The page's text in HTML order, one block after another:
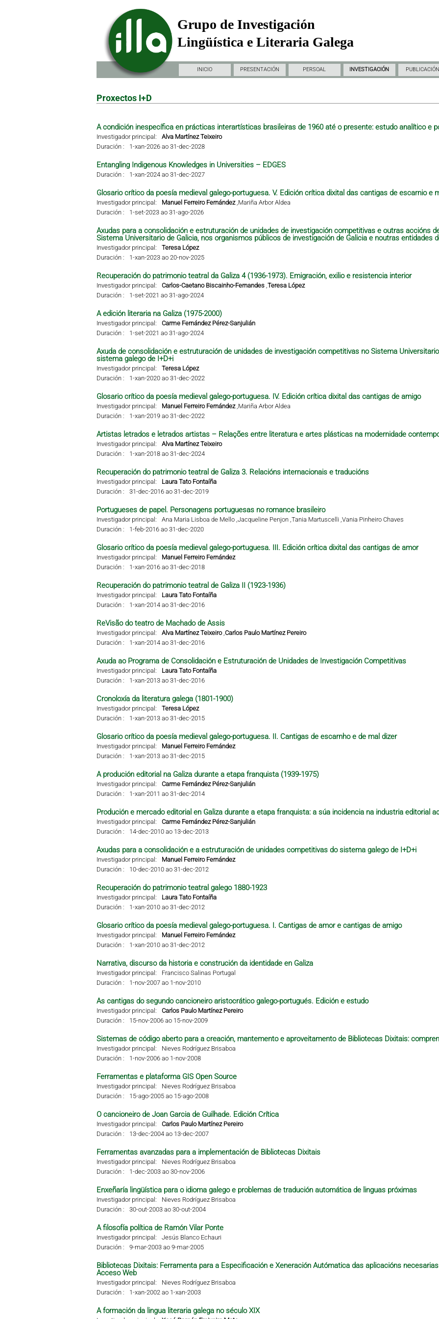
Grupo de Investigación
Lingüística e Literaria Galega
INICIO PRESENTACIÓN PERSOAL INVESTIGACIÓN
Proxectos I+D
A condición inespecífica en prácticas interartísticas brasileiras de 1960 até o presente: estudo analítico e
Investigador principal:
Alva Martínez Teixeiro
Duración :
1-xan-2026 ao 31-dec-2028
Entangling Indigenous Knowledges in Universities – EDGES
Duración : 1-xan-2024 ao 31-dec-2027
Glosario crítico da poesía medieval galego-portuguesa. V. Edición crítica dixital das cantigas de escarnio e
Investigador principal: Manuel Ferreiro Fernández,Mariña Arbor Aldea
Duración :
1-set-2023 ao 31-ago-2026
Axudas para a consolidación e estruturación de unidades de investigación competitivas e outras accións
Sistema Universitario de Galicia, nos organismos públicos de investigación de Galicia e noutras entidades
Investigador principal:
Teresa López
Duración :
1-xan-2023 ao 20-nov-2025
Recuperación do patrimonio teatral da Galiza 4 (1936-1973). Emigración, exilio e resistencia interior
Investigador principal: Carlos-Caetano Biscainho-Fernandes,Teresa López
Duración :
1-set-2021 ao 31-ago-2024
A edición literaria na Galiza (1975-2000)
Investigador principal:
Carme Fernández Pérez-Sanjulián
Duración :
1-set-2021 ao 31-ago-2024
Axuda de consolidación e estruturación de unidades de investigación competitivas no Sistema
sistema galego de I+D+i
Investigador principal:
Teresa López
Duración :
1-xan-2020 ao 31-dec-2022
Glosario crítico da poesía medieval galego-portuguesa. IV. Edición crítica dixital das cantigas de amigo
Investigador principal: Manuel Ferreiro Fernández,Mariña Arbor Aldea
Duración :
1-xan-2019 ao 31-dec-2022
Artistas letrados e letrados artistas – Relações entre literatura e artes plásticas na modernidade
Investigador principal:
Alva Martínez Teixeiro
Duración :
1-xan-2018 ao 31-dec-2024
Recuperación do patrimonio teatral de Galiza 3. Relacións internacionais e traducións
Investigador principal:
Laura Tato Fontaíña
Duración :
31-dec-2016 ao 31-dec-2019
Portugueses de papel. Personagens portuguesas no romance brasileiro
Investigador principal: Ana Maria Lisboa de Mello ,Jacqueline Penjon ,Tania Martuscelli ,Vania Pinheiro Chaves
Duración :
1-feb-2016 ao 31-dec-2020
Glosario crítico da poesía medieval galego-portuguesa. III. Edición crítica dixital das cantigas de amor
Investigador principal:
Manuel Ferreiro Fernández
Duración :
1-xan-2016 ao 31-dec-2018
Recuperación do patrimonio teatral de Galiza II (1923-1936)
Investigador principal:
Laura Tato Fontaíña
Duración :
1-xan-2014 ao 31-dec-2016
ReVisão do teatro de Machado de Assis
Investigador principal: Alva Martínez Teixeiro,Carlos Paulo Martínez Pereiro
Duración :
1-xan-2014 ao 31-dec-2016
Axuda ao Programa de Consolidación e Estruturación de Unidades de Investigación Competitivas
Investigador principal:
Laura Tato Fontaíña
Duración :
1-xan-2013 ao 31-dec-2016
Cronoloxía da literatura galega (1801-1900)
Investigador principal:
Teresa López
Duración :
1-xan-2013 ao 31-dec-2015
Glosario crítico da poesía medieval galego-portuguesa. II. Cantigas de escarnho e de mal dizer
Investigador principal:
Manuel Ferreiro Fernández
Duración :
1-xan-2013 ao 31-dec-2015
A produción editorial na Galiza durante a etapa franquista (1939-1975)
Investigador principal:
Carme Fernández Pérez-Sanjulián
Duración :
1-xan-2011 ao 31-dec-2014
Produción e mercado editorial en Galiza durante a etapa franquista: a súa incidencia na industria editorial
Investigador principal:
Carme Fernández Pérez-Sanjulián
Duración :
14-dec-2010 ao 13-dec-2013
Axudas para a consolidación e a estruturación de unidades competitivas do sistema galego de I+D+i
Investigador principal:
Manuel Ferreiro Fernández
Duración :
10-dec-2010 ao 31-dec-2012
Recuperación do patrimonio teatral galego 1880-1923
Investigador principal:
Laura Tato Fontaíña
Duración :
1-xan-2010 ao 31-dec-2012
Glosario crítico da poesía medieval galego-portuguesa. I. Cantigas de amor e cantigas de amigo
Investigador principal:
Manuel Ferreiro Fernández
Duración :
1-xan-2010 ao 31-dec-2012
Narrativa, discurso da historia e construción da identidade en Galiza
Investigador principal:
Francisco Salinas Portugal
Duración :
1-nov-2007 ao 1-nov-2010
As cantigas do segundo cancioneiro aristocrático galego-portugués. Edición e estudo
Investigador principal:
Carlos Paulo Martínez Pereiro
Duración :
15-nov-2006 ao 15-nov-2009
Sistemas de código aberto para a creación, mantemento e aproveitamento de Bibliotecas Dixitais:
Investigador principal:
Nieves Rodríguez Brisaboa
Duración :
1-nov-2006 ao 1-nov-2008
Ferramentas e plataforma GIS Open Source
Investigador principal:
Nieves Rodríguez Brisaboa
Duración :
15-ago-2005 ao 15-ago-2008
O cancioneiro de Joan Garcia de Guilhade. Edición Crítica
Investigador principal:
Carlos Paulo Martínez Pereiro
Duración :
13-dec-2004 ao 13-dec-2007
Ferramentas avanzadas para a implementación de Bibliotecas Dixitais
Investigador principal:
Nieves Rodríguez Brisaboa
Duración :
1-dec-2003 ao 30-nov-2006
Enxeñaría lingüística para o idioma galego e problemas de tradución automática de linguas próximas
Investigador principal:
Nieves Rodríguez Brisaboa
Duración :
30-out-2003 ao 30-out-2004
A filosofía política de Ramón Vilar Ponte
Investigador principal:
Jesús Blanco Echauri
Duración :
9-mar-2003 ao 9-mar-2005
Bibliotecas Dixitais: Ferramenta para a Especificación e Xeneración Autómatica das aplicacións
Acceso Web
Investigador principal:
Nieves Rodríguez Brisaboa
Duración :
1-xan-2002 ao 1-xan-2003
A formación da lingua literaria galega no século XIX